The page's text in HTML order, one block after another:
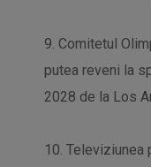
9. Comitetul
putea reveni la
2028 de la Los
10. Televiziunea